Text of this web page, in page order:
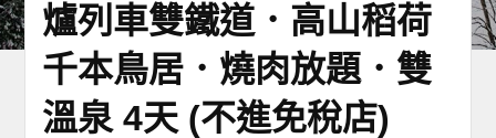
爐列車雙鐵道．高山稻荷
千本鳥居．燒肉放題．雙
溫泉 4天 (不進免稅店)